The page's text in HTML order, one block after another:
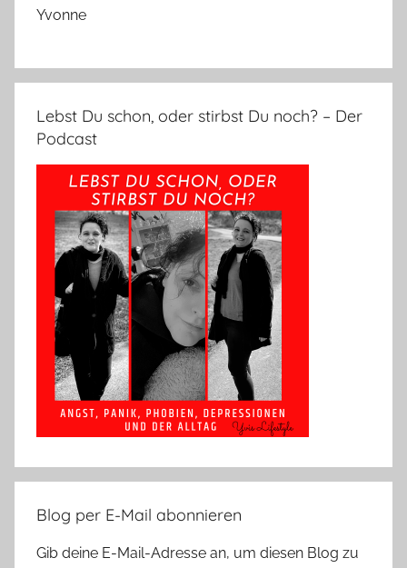
Yvonne
Lebst Du schon, oder stirbst Du noch? – Der
Podcast
Blog per E-Mail abonnieren
Gib deine E-Mail-Adresse an, um diesen Blog zu